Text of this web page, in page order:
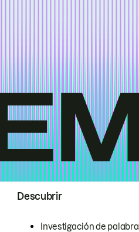
Descubrir
Investigación de